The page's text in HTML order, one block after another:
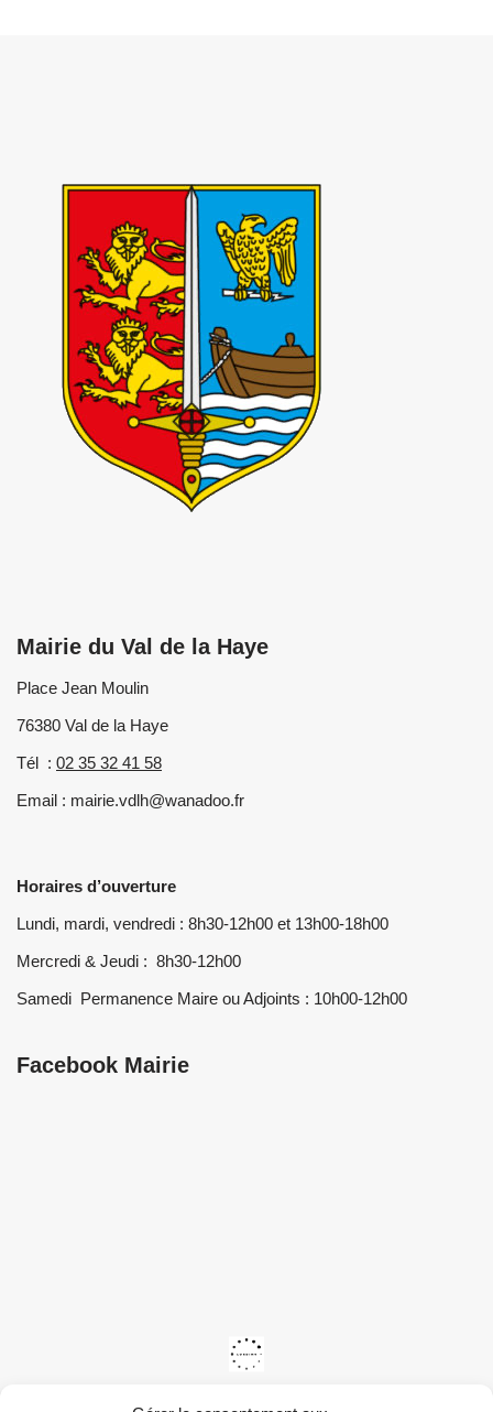
Mairie du Val de la Haye
Place Jean Moulin
76380 Val de la Haye
Tél : 02 35 32 41 58
Email : mairie.vdlh@wanadoo.fr
Horaires d’ouverture
Lundi, mardi, vendredi : 8h30-12h00 et 13h00-18h00
Mercredi & Jeudi : 8h30-12h00
Samedi Permanence Maire ou Adjoints : 10h00-12h00
Facebook Mairie